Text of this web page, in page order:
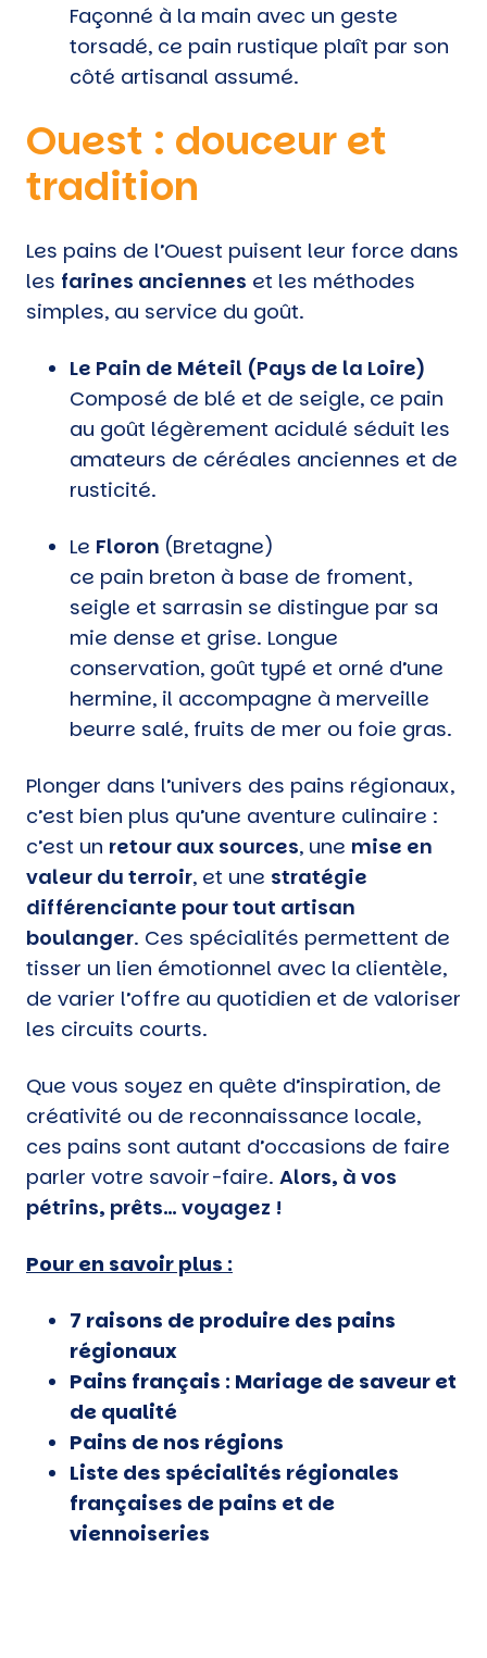
Façonné à la main avec un geste
torsadé, ce pain rustique plaît par son
côté artisanal assumé.
Ouest : douceur et
tradition
Les pains de l’Ouest puisent leur force dans
les farines anciennes et les méthodes
simples, au service du goût.
Le Pain de Méteil (Pays de la Loire)
Composé de blé et de seigle, ce pain
au goût légèrement acidulé séduit les
amateurs de céréales anciennes et de
rusticité.
Le Floron (Bretagne)
ce pain breton à base de froment,
seigle et sarrasin se distingue par sa
mie dense et grise. Longue
conservation, goût typé et orné d’une
hermine, il accompagne à merveille
beurre salé, fruits de mer ou foie gras.
Plonger dans l’univers des pains régionaux,
c’est bien plus qu’une aventure culinaire :
c’est un retour aux sources, une mise en
valeur du terroir, et une stratégie
différenciante pour tout artisan
boulanger. Ces spécialités permettent de
tisser un lien émotionnel avec la clientèle,
de varier l’offre au quotidien et de valoriser
les circuits courts.
Que vous soyez en quête d’inspiration, de
créativité ou de reconnaissance locale,
ces pains sont autant d’occasions de faire
parler votre savoir-faire. Alors, à vos
pétrins, prêts… voyagez !
Pour en savoir plus :
7 raisons de produire des pains
régionaux
Pains français : Mariage de saveur et
de qualité
Pains de nos régions
Liste des spécialités régionales
françaises de pains et de
viennoiseries